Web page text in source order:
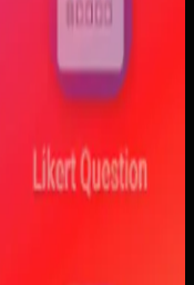
persamaan
sebenarnya,
juga membuat
sulit